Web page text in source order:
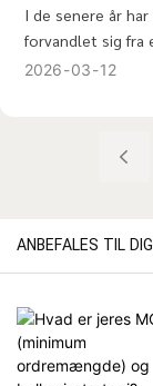
forbedre
tværs af
og miljøer.
I de senere år har
forvandlet sig fra
natrutine til en
af ​​genoprettende
hurtigt.
ikke længere kun
traditionelle
stedet udforsker
søvnapparater , der
kombinerer
2026 03 12
ANBEFALES TIL